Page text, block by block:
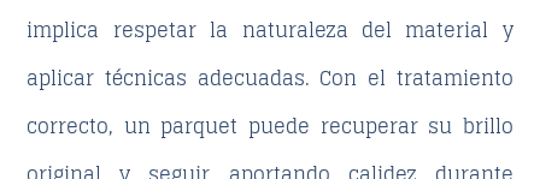
implica respetar la naturaleza del material y
aplicar técnicas adecuadas. Con el tratamiento
correcto, un parquet puede recuperar su brillo